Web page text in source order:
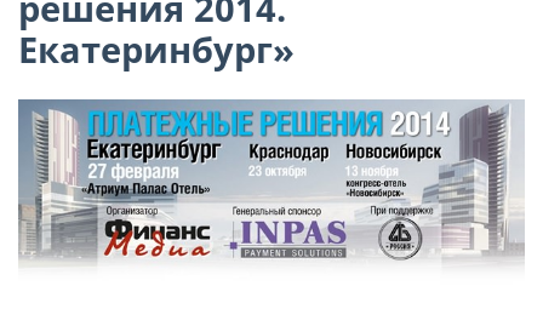
Екатеринбург»